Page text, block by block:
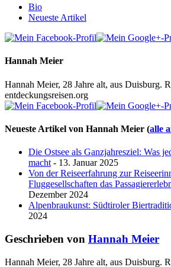
Bio
Neueste Artikel
Hannah Meier
Hannah Meier, 28 Jahre alt, aus Duisburg.
entdeckungsreisen.org
Neueste Artikel von Hannah Meier (alle
Die Ostsee als Ganzjahresziel: Was
macht - 13. Januar 2025
Von der Reiseerfahrung zur
Fluggesellschaften das
Dezember 2024
Alpenbraukunst: Südtiroler
2024
Geschrieben von Hannah Meier
Hannah Meier, 28 Jahre alt, aus Duisburg.